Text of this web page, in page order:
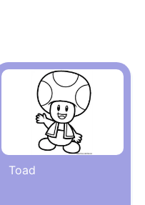
Toad